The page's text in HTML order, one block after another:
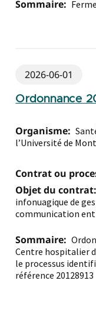
Sommaire:
Ordonnance
2026-06-01
Organisme:
l’Université de
Contrat ou
Objet du contrat:
infonuagique de
communication
Sommaire:
Centre hospitalier
le processus
référence 20128913